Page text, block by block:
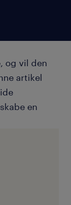
og vil den
artikel
en